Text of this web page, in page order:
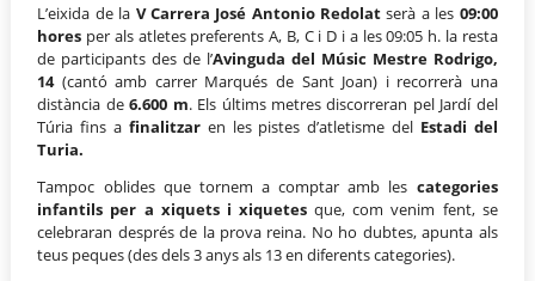
L’eixida de la V Carrera José Antonio Redolat serà a les 09:00
hores per als atletes preferents A, B, C i D i a les 09:05 h. la resta
de participants des de l’Avinguda del Músic Mestre Rodrigo,
14(cantó amb carrer Marqués de Sant Joan) i recorrerà una
distància de6.600 m. Els últims metres discorreran pel Jardí del
Túria fins a finalitzaren les pistes d’atletisme del Estadi del
Turia.
Tampoc oblides que tornem a comptar amb les categories
infantils per a xiquets i xiquetes que, com venim fent, se
celebraran després de la prova reina. No ho dubtes, apunta als
teus peques (des dels 3 anys als 13 en diferents categories).